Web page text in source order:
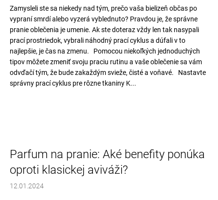
Zamysleli ste sa niekedy nad tým, prečo vaša bielizeň občas po
vypraní smrdí alebo vyzerá vyblednuto? Pravdou je, že správne
pranie oblečenia je umenie. Ak ste doteraz vždy len tak nasypali
prací prostriedok, vybrali náhodný prací cyklus a dúfali v to
najlepšie, je čas na zmenu. Pomocou niekoľkých jednoduchých
tipov môžete zmeniť svoju praciu rutinu a vaše oblečenie sa vám
odvďačí tým, že bude zakaždým svieže, čisté a voňavé. Nastavte
správny prací cyklus pre rôzne tkaniny K...
Parfum na pranie: Aké benefity ponúka
oproti klasickej aviváži?
12.01.2024